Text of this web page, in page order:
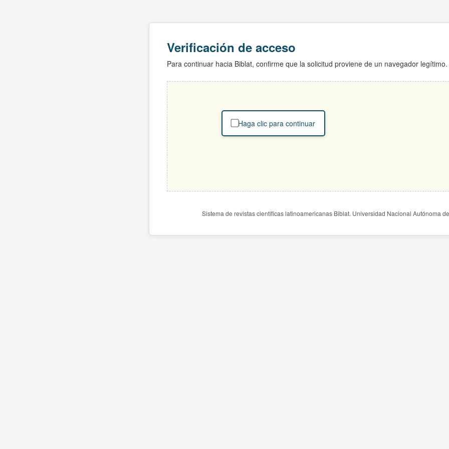
Verificación de acceso
Para continuar hacia Biblat, confirme que la solicitud proviene de un navegador legítimo.
Haga clic para continuar
Sistema de revistas científicas latinoamericanas Biblat. Universidad Nacional Autónoma